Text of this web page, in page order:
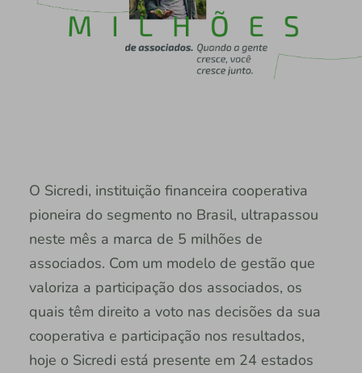
O Sicredi, instituição financeira cooperativa
pioneira do segmento no Brasil, ultrapassou
neste mês a marca de 5 milhões de
associados. Com um modelo de gestão que
valoriza a participação dos associados, os
quais têm direito a voto nas decisões da sua
cooperativa e participação nos resultados,
hoje o Sicredi está presente em 24 estados